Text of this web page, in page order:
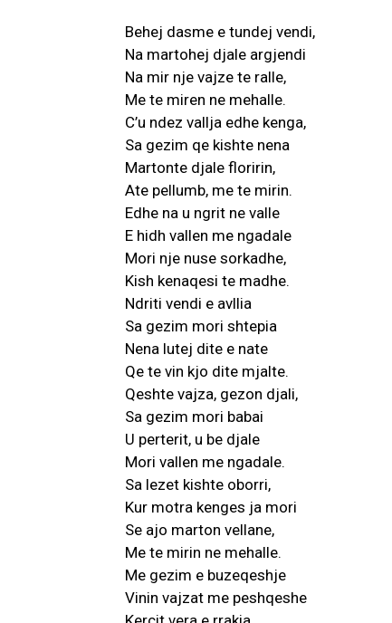
Behej dasme e tundej vendi,
Na martohej djale argjendi
Na mir nje vajze te ralle,
Me te miren ne mehalle.
C’u ndez vallja edhe kenga,
Sa gezim qe kishte nena
Martonte djale floririn,
Ate pellumb, me te mirin.
Edhe na u ngrit ne valle
E hidh vallen me ngadale
Mori nje nuse sorkadhe,
Kish kenaqesi te madhe.
Ndriti vendi e avllia
Sa gezim mori shtepia
Nena lutej dite e nate
Qe te vin kjo dite mjalte.
Qeshte vajza, gezon djali,
Sa gezim mori babai
U perterit, u be djale
Mori vallen me ngadale.
Sa lezet kishte oborri,
Kur motra kenges ja mori
Se ajo marton vellane,
Me te mirin ne mehalle.
Me gezim e buzeqeshje
Vinin vajzat me peshqeshe